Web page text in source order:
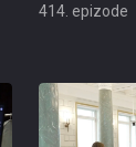
414. epizode